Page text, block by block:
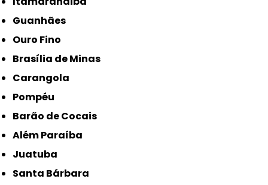
Guanhães
Ouro Fino
Brasília de Minas
Carangola
Pompéu
Barão de Cocais
Além Paraíba
Juatuba
Santa Bárbara